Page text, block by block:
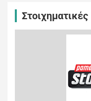
Στοιχηματικές